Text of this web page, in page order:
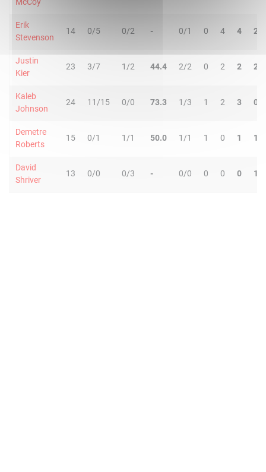
Erik
Stevenson
14 0/5 0/2 - 0/1 0 4 4 2
Justin
Kier
23 3/7 1/2 44.4 2/2 0 2 2 2
Kaleb
Johnson
24 11/15 0/0 73.3 1/3 1 2 3 0
Demetre
Roberts
15 0/1 1/1 50.0 1/1 1 0 1 1
David
Shriver
13 0/0 0/3 - 0/0 0 0 0 1